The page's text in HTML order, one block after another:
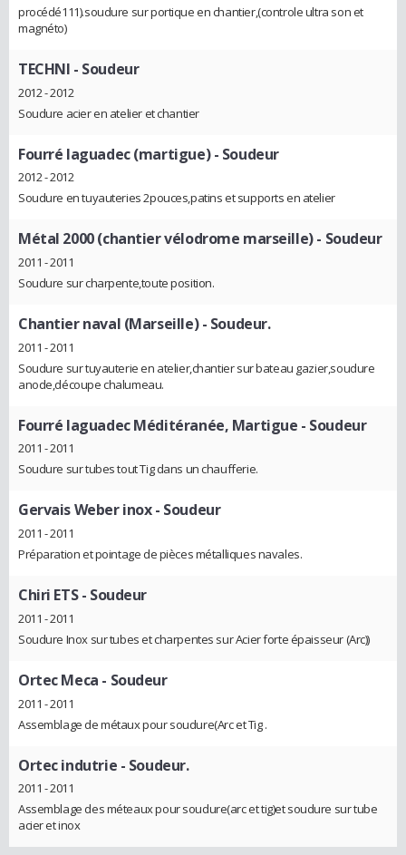
procédé111).soudure sur portique en chantier,(controle ultra son et
magnéto)
TECHNI - Soudeur
2012 - 2012
Soudure acier en atelier et chantier
Fourré laguadec (martigue)- Soudeur
2012 - 2012
Soudure en tuyauteries 2pouces,patins et supports en atelier
Métal 2000 (chantier vélodrome marseille)- Soudeur
2011 - 2011
Soudure sur charpente,toute position.
Chantier naval (Marseille)- Soudeur.
2011 - 2011
Soudure sur tuyauterie en atelier,chantier sur bateau gazier,soudure
anode,découpe chalumeau.
Fourré laguadec Méditéranée, Martigue - Soudeur
2011 - 2011
Soudure sur tubes tout Tig dans un chaufferie.
Gervais Weber inox- Soudeur
2011 - 2011
Préparation et pointage de pièces métalliques navales.
Chiri ETS- Soudeur
2011 - 2011
Soudure Inox sur tubes et charpentes sur Acier forte épaisseur (Arc))
Ortec Meca - Soudeur
2011 - 2011
Assemblage de métaux pour soudure(Arc et Tig .
Ortec indutrie - Soudeur.
2011 - 2011
Assemblage des méteaux pour soudure(arc et tig)et soudure sur tube
acier et inox